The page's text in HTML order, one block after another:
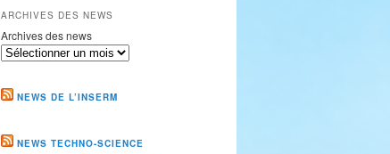
ARCHIVES DES NEWS
Archives des news
NEWS DE L’INSERM
NEWS TECHNO-SCIENCE